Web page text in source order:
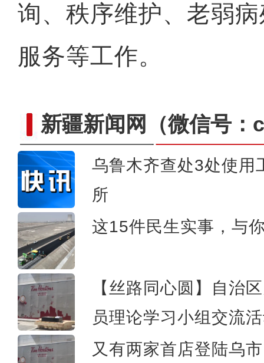
询、秩序维护、老弱
服务等工作。
新疆新闻网 （微信号
乌鲁木齐查处3处使用
所
这15件民生实事，与
【丝路同心圆】自治
员理论学习小组交流
又有两家首店登陆乌
【新疆故事】非遗传承人洪